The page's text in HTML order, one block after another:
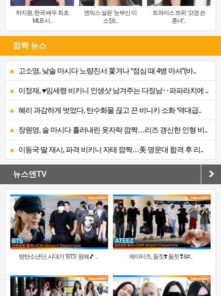
하지원, 한국 배우 최초
MLB 시..
엔믹스 설윤 ‘눈부신 미
소’[포..
트와이스 쯔위 ‘갓경 쓴
훈녀’..
깜짝 뉴스
고소영, 낮술 마시다 노량진서 쫓겨나 “점심 때 4병 마셔”(바..
이정재, ♥임세령 비키니 인생샷 남겨주는 다정남‥파파라치에 ..
혜리 과감하게 벗었다, 탄수화물 끊고 끈 비니키 소화 ‘역대급..
장원영, 술 마시다 흘러내린 옷자락 깜짝…리즈 갱신한 인형 비..
이동국 딸 재시, 파격 비키니 자태 깜짝…美 명문대 합격 후 리..
뉴스엔TV
방탄소년단, 시대가 ‘BTS’ 원해🎵 .. 에이티즈, 둠칫❣️ 둠칫❣&#..